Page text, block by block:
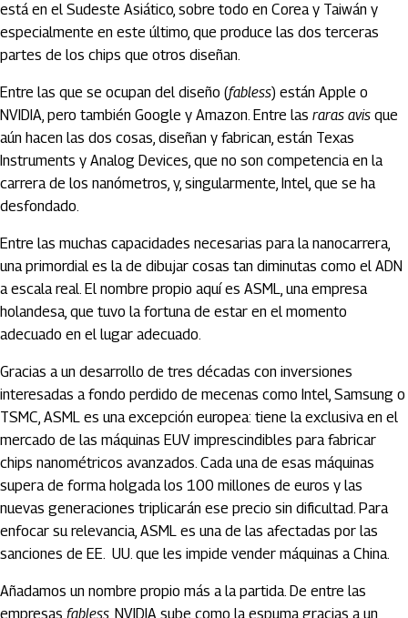
está en el Sudeste Asiático, sobre todo en Corea y Taiwán y
especialmente en este último, que produce las dos terceras
partes de los chips que otros diseñan.
Entre las que se ocupan del diseño (fabless) están Apple o
NVIDIA, pero también Google y Amazon. Entre las raras avis que
aún hacen las dos cosas, diseñan y fabrican, están Texas
Instruments y Analog Devices, que no son competencia en la
carrera de los nanómetros, y, singularmente, Intel, que se ha
desfondado.
Entre las muchas capacidades necesarias para la nanocarrera,
una primordial es la de dibujar cosas tan diminutas como el ADN
a escala real. El nombre propio aquí es ASML, una empresa
holandesa, que tuvo la fortuna de estar en el momento
adecuado en el lugar adecuado.
Gracias a un desarrollo de tres décadas con inversiones
interesadas a fondo perdido de mecenas como Intel, Samsung o
TSMC, ASML es una excepción europea: tiene la exclusiva en el
mercado de las máquinas EUV imprescindibles para fabricar
chips nanométricos avanzados. Cada una de esas máquinas
supera de forma holgada los 100 millones de euros y las
nuevas generaciones triplicarán ese precio sin dificultad. Para
enfocar su relevancia, ASML es una de las afectadas por las
sanciones de EE. UU. que les impide vender máquinas a China.
Añadamos un nombre propio más a la partida. De entre las
empresas fabless , NVIDIA sube como la espuma gracias a un